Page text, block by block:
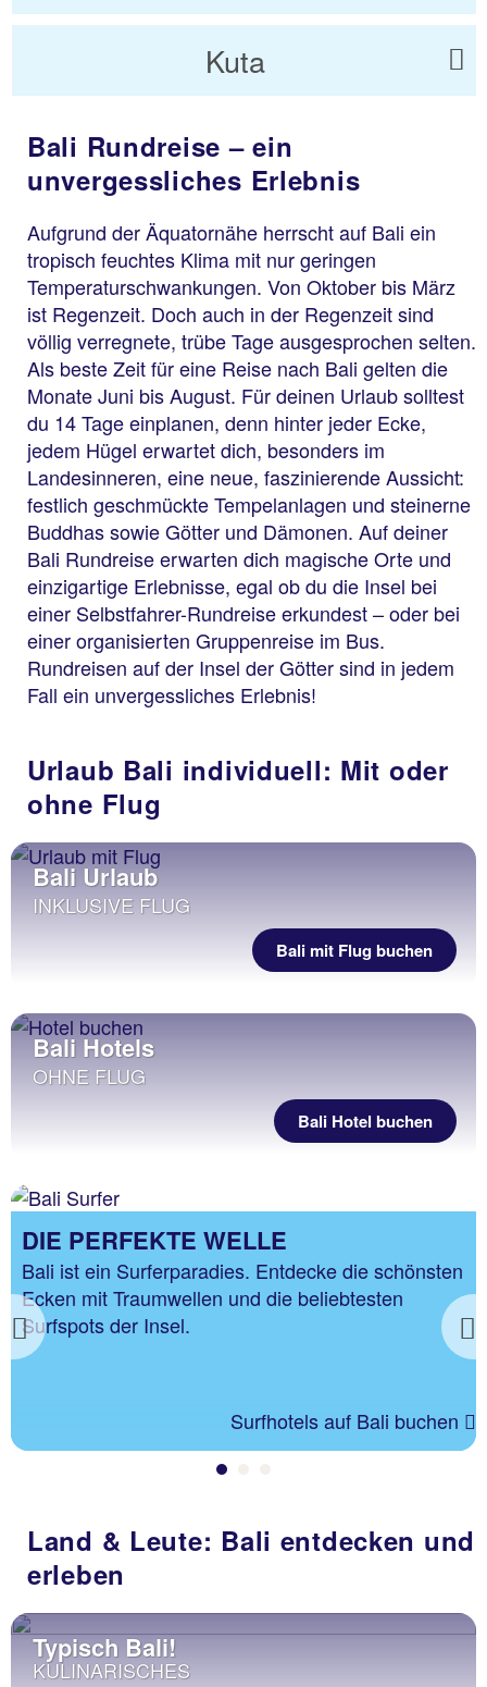
Kuta
Bali Rundreise – ein
unvergessliches Erlebnis
Aufgrund der Äquatornähe herrscht auf Bali ein
tropisch feuchtes Klima mit nur geringen
Temperaturschwankungen. Von Oktober bis März
ist Regenzeit. Doch auch in der Regenzeit sind
völlig verregnete, trübe Tage ausgesprochen selten.
Als beste Zeit für eine Reise nach Bali gelten die
Monate Juni bis August. Für deinen Urlaub solltest
du 14 Tage einplanen, denn hinter jeder Ecke,
jedem Hügel erwartet dich, besonders im
Landesinneren, eine neue, faszinierende Aussicht:
festlich geschmückte Tempelanlagen und steinerne
Buddhas sowie Götter und Dämonen. Auf deiner
Bali Rundreise erwarten dich magische Orte und
einzigartige Erlebnisse, egal ob du die Insel bei
einer Selbstfahrer-Rundreise erkundest – oder bei
einer organisierten Gruppenreise im Bus.
Rundreisen auf der Insel der Götter sind in jedem
Fall ein unvergessliches Erlebnis!
Urlaub Bali individuell: Mit oder
ohne Flug
Bali Urlaub
INKLUSIVE FLUG
Bali mit Flug buchen
Bali Hotels
OHNE FLUG
Bali Hotel buchen
Previous
DIE PERFEKTE WELLE
Bali ist ein Surferparadies. Entdecke die schönsten
Ecken mit Traumwellen und die beliebtesten
Surfspots der Insel.
Surfhotels auf Bali buchen
Land & Leute: Bali entdecken und
erleben
Typisch Bali!
KULINARISCHES